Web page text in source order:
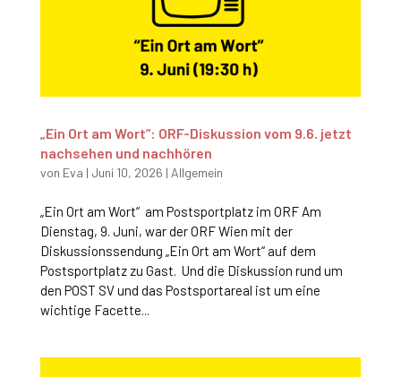
„Ein Ort am Wort“: ORF-Diskussion vom 9.6. jetzt
nachsehen und nachhören
von Eva | Juni 10, 2026 | Allgemein
„Ein Ort am Wort“ am Postsportplatz im ORF Am
Dienstag, 9. Juni, war der ORF Wien mit der
Diskussionssendung „Ein Ort am Wort“ auf dem
Postsportplatz zu Gast. Und die Diskussion rund um
den POST SV und das Postsportareal ist um eine
wichtige Facette...